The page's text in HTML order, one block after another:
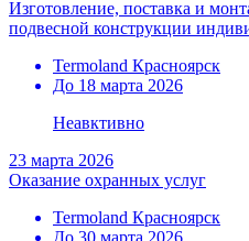
Изготовление, поставка и
подвесной конструкции
Termoland Красноярск
До 18 марта 2026
Неавктивно
23 марта 2026
Оказание охранных услуг
Termoland Красноярск